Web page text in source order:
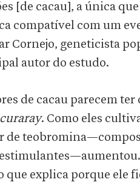
[de cacau], a única
compatível com um
Cornejo, geneticista
autor do estudo.
de cacau parecem
curaray. Como eles
de
explica porque ele